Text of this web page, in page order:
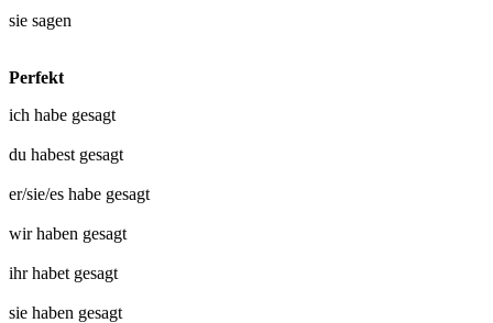
sie sagen
Perfekt
ich habe gesagt
du habest gesagt
er/sie/es habe gesagt
wir haben gesagt
ihr habet gesagt
sie haben gesagt